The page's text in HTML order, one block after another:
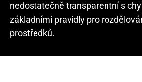
nedostatečně transparentní s
základními pravidly pro
prostředků.